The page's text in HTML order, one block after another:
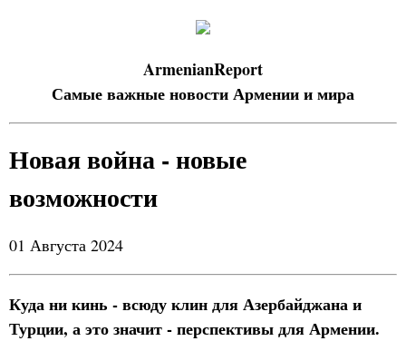
ArmenianReport
Самые важные новости Армении и мира
Новая война - новые
возможности
01 Августа 2024
Куда ни кинь - всюду клин для Азербайджана и
Турции, а это значит - перспективы для Армении.